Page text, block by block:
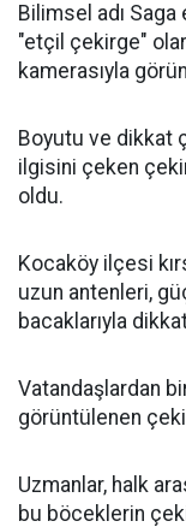
Bilimsel adı
"etçil çekirge"
kamerasıyla
Boyutu ve dikkat
ilgisini çeken
oldu.
Kocaköy ilçesi
uzun antenleri,
bacaklarıyla
Vatandaşlardan
görüntülenen
Uzmanlar, halk
bu böceklerin